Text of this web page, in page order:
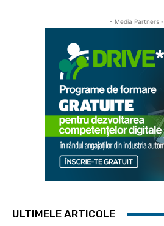
- Media Partners -
ULTIMELE ARTICOLE